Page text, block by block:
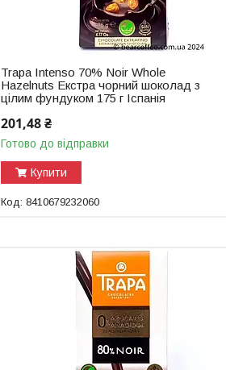
Trapa Intenso 70% Noir Whole
Hazelnuts Екстра чорний шоколад з
цілим фундуком 175 г Іспанія
201,48 ₴
Готово до відправки
Купити
8410679232060